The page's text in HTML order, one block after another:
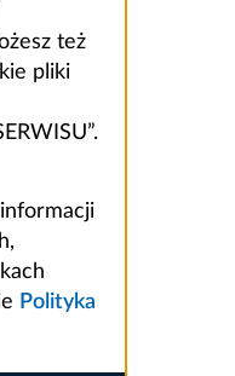
też
pliki
Polityka